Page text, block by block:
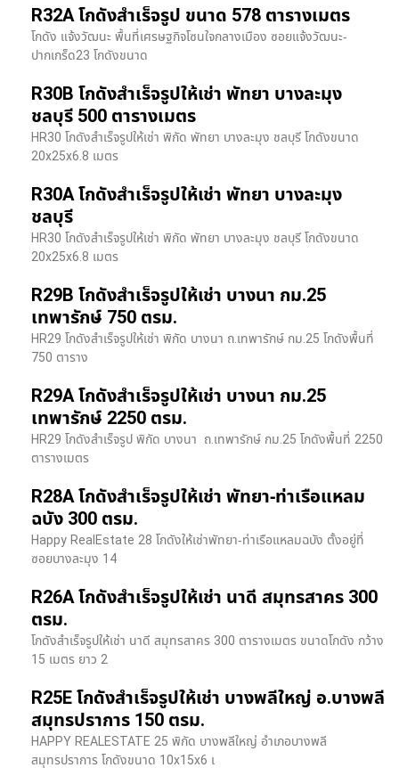
R32A โกดังสำเร็จรูป ขนาด 578 ตารางเมตร
โกดัง แจ้งวัฒนะ พื้นที่เศรษฐกิจโซนใจกลางเมือง ซอยแจ้งวัฒนะ-
ปากเกร็ด23 โกดังขนาด
R30B โกดังสำเร็จรูปให้เช่า พัทยา บางละมุง
ชลบุรี 500 ตารางเมตร
HR30 โกดังสำเร็จรูปให้เช่า พิกัด พัทยา บางละมุง ชลบุรี โกดังขนาด
20x25x6.8 เมตร
R30A โกดังสำเร็จรูปให้เช่า พัทยา บางละมุง
ชลบุรี
HR30 โกดังสำเร็จรูปให้เช่า พิกัด พัทยา บางละมุง ชลบุรี โกดังขนาด
20x25x6.8 เมตร
R29B โกดังสำเร็จรูปให้เช่า บางนา กม.25
เทพารักษ์ 750 ตรม.
HR29 โกดังสำเร็จรูปให้เช่า พิกัด บางนา​ ถ.เทพารักษ์ กม.25 โกดังพื้นที่
750 ตาราง
R29A โกดังสำเร็จรูปให้เช่า บางนา กม.25
เทพารักษ์ 2250 ตรม.
HR29 โกดังสำเร็จรูป พิกัด บางนา​ ถ.เทพารักษ์ กม.25 โกดังพื้นที่ 2250
ตารางเมตร
R28A โกดังสำเร็จรูปให้เช่า พัทยา-ท่าเรือแหลม
ฉบัง 300 ตรม.
Happy RealEstate 28 โกดังให้เช่าพัทยา-ท่าเรือแหลมฉบัง ตั้งอยู่ที่
ซอยบางละมุง 14
R26A โกดังสำเร็จรูปให้เช่า นาดี สมุทรสาคร 300
ตรม.
โกดังสำเร็จรูปให้เช่า นาดี สมุทรสาคร 300 ตารางเมตร ขนาดโกดัง กว้าง
15 เมตร ยาว 2
R25E โกดังสำเร็จรูปให้เช่า บางพลีใหญ่ อ.บางพลี
สมุทรปราการ 150 ตรม.
HAPPY REALESTATE 25 พิกัด บางพลีใหญ่ อำเภอบางพลี
สมุทรปราการ โกดังขนาด 10x15x6 เ